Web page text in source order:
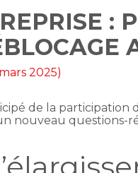
:
2025)
de la participation
nouveau questions-